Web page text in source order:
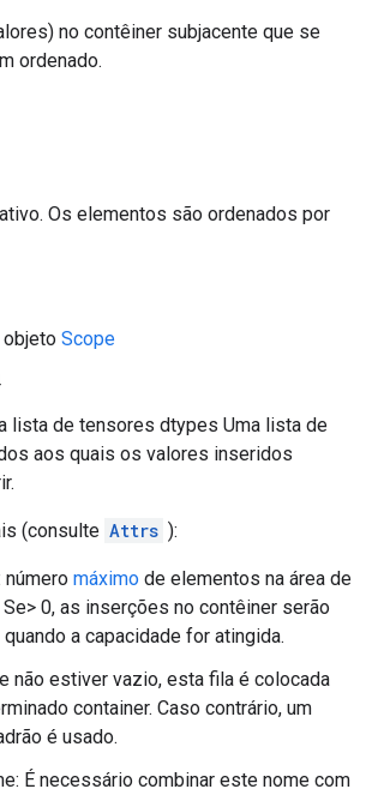
no contêiner subjacente que se
ordenado.
Os elementos são ordenados por
objeto Scope
lista de tensores dtypes Uma lista de
aos quais os valores inseridos
(consulte Attrs ):
número máximo de elementos na área de
Se> 0, as inserções no contêiner serão
a capacidade for atingida.
não estiver vazio, esta fila é colocada
container. Caso contrário, um
é usado.
É necessário combinar este nome com